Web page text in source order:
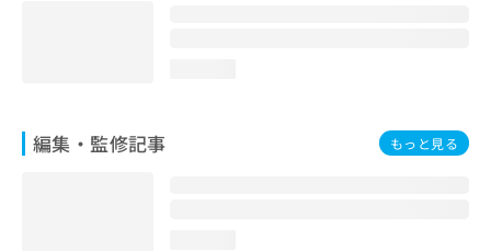
編集・監修記事 もっと見る